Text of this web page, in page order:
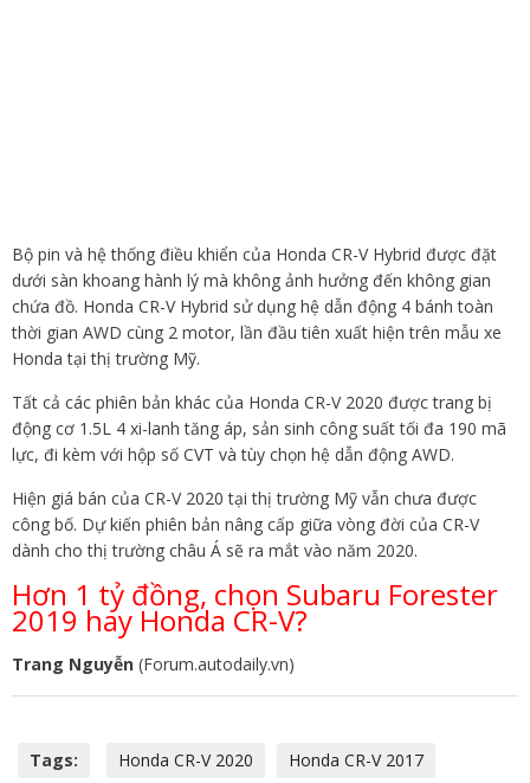
Bộ pin và hệ thống điều khiển của Honda CR-V Hybrid được đặt
dưới sàn khoang hành lý mà không ảnh hưởng đến không gian
chứa đồ. Honda CR-V Hybrid sử dụng hệ dẫn động 4 bánh toàn
thời gian AWD cùng 2 motor, lần đầu tiên xuất hiện trên mẫu xe
Honda tại thị trường Mỹ.
Tất cả các phiên bản khác của Honda CR-V 2020 được trang bị
động cơ 1.5L 4 xi-lanh tăng áp, sản sinh công suất tối đa 190 mã
lực, đi kèm với hộp số CVT và tùy chọn hệ dẫn động AWD.
Hiện giá bán của CR-V 2020 tại thị trường Mỹ vẫn chưa được
công bố. Dự kiến phiên bản nâng cấp giữa vòng đời của CR-V
dành cho thị trường châu Á sẽ ra mắt vào năm 2020.
Hơn 1 tỷ đồng, chọn Subaru Forester
2019 hay Honda CR-V?
Trang Nguyễn (Forum.autodaily.vn)
Tags: Honda CR-V 2020 Honda CR-V 2017